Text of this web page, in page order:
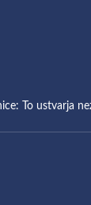
To ustvarja